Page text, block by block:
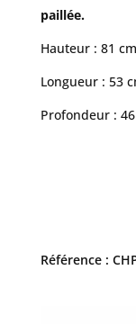
paillée.
Hauteur : 81
Longueur : 53
Profondeur :
Référence :